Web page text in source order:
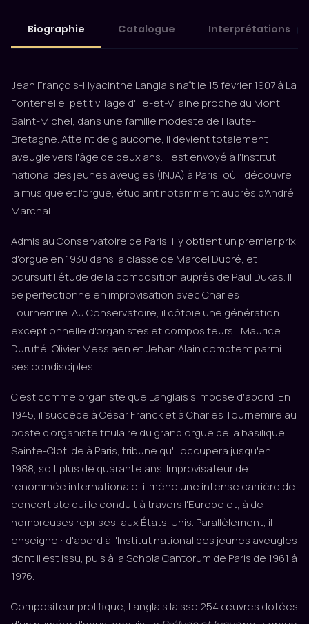
Biographie Catalogue Interprétations
Jean François-Hyacinthe Langlais naît le 15 février 1907 à La
Fontenelle, petit village d'Ille-et-Vilaine proche du Mont
Saint-Michel, dans une famille modeste de Haute-
Bretagne. Atteint de glaucome, il devient totalement
aveugle vers l'âge de deux ans. Il est envoyé à l'Institut
national des jeunes aveugles (INJA) à Paris, où il découvre
la musique et l'orgue, étudiant notamment auprès d'André
Marchal.
Admis au Conservatoire de Paris, il y obtient un premier prix
d'orgue en 1930 dans la classe de Marcel Dupré, et
poursuit l'étude de la composition auprès de Paul Dukas. Il
se perfectionne en improvisation avec Charles
Tournemire. Au Conservatoire, il côtoie une génération
exceptionnelle d'organistes et compositeurs : Maurice
Duruflé, Olivier Messiaen et Jehan Alain comptent parmi
ses condisciples.
C'est comme organiste que Langlais s'impose d'abord. En
1945, il succède à César Franck et à Charles Tournemire au
poste d'organiste titulaire du grand orgue de la basilique
Sainte-Clotilde à Paris, tribune qu'il occupera jusqu'en
1988, soit plus de quarante ans. Improvisateur de
renommée internationale, il mène une intense carrière de
concertiste qui le conduit à travers l'Europe et, à de
nombreuses reprises, aux États-Unis. Parallèlement, il
enseigne : d'abord à l'Institut national des jeunes aveugles
dont il est issu, puis à la Schola Cantorum de Paris de 1961 à
1976.
Compositeur prolifique, Langlais laisse 254 œuvres dotées